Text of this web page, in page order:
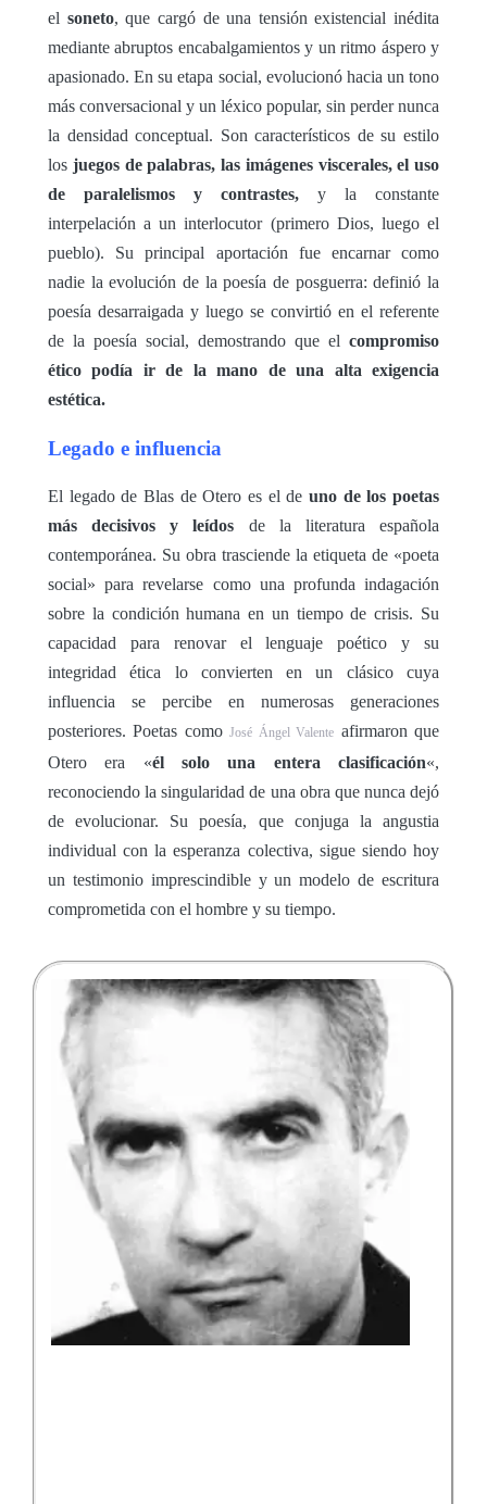
el soneto, que cargó de una tensión existencial inédita
mediante abruptos encabalgamientos y un ritmo áspero y
apasionado. En su etapa social, evolucionó hacia un tono
más conversacional y un léxico popular, sin perder nunca
la densidad conceptual. Son característicos de su estilo
los juegos de palabras, las imágenes viscerales, el uso
de paralelismos y contrastes, y la constante
interpelación a un interlocutor (primero Dios, luego el
pueblo). Su principal aportación fue encarnar como
nadie la evolución de la poesía de posguerra: definió la
poesía desarraigada y luego se convirtió en el referente
de la poesía social, demostrando que el compromiso
ético podía ir de la mano de una alta exigencia
estética.
Legado e influencia
El legado de Blas de Otero es el de uno de los poetas
más decisivos y leídos de la literatura española
contemporánea. Su obra trasciende la etiqueta de «poeta
social» para revelarse como una profunda indagación
sobre la condición humana en un tiempo de crisis. Su
capacidad para renovar el lenguaje poético y su
integridad ética lo convierten en un clásico cuya
influencia se percibe en numerosas generaciones
posteriores. Poetas comoJosé Ángel Valente afirmaron que
Otero era «él solo una entera clasificación«,
reconociendo la singularidad de una obra que nunca dejó
de evolucionar. Su poesía, que conjuga la angustia
individual con la esperanza colectiva, sigue siendo hoy
un testimonio imprescindible y un modelo de escritura
comprometida con el hombre y su tiempo.